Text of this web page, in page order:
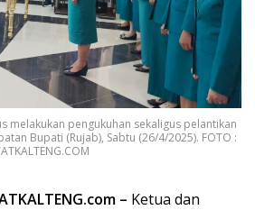
melakukan pengukuhan sekaligus pelantikan
Bupati (Rujab), Sabtu (26/4/2025). FOTO :
– Ketua dan